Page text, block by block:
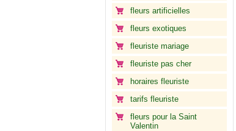
fleurs artificielles
fleurs exotiques
fleuriste mariage
fleuriste pas cher
horaires fleuriste
tarifs fleuriste
fleurs pour la Saint
Valentin